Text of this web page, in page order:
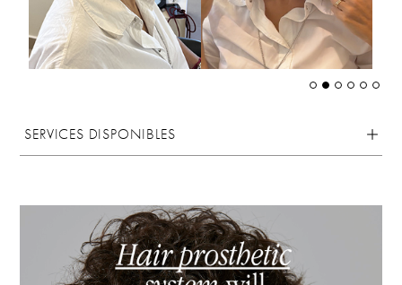
SERVICES DISPONIBLES